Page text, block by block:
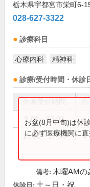
栃木県宇都宮市栄町6-
028-627-3322
診療科目
心療内科 精神科
診療/受付時間・休診
9:00～13:00 ●
15:00～17:00 ●
お盆(8月中旬)は休
に必ず医療機関に直
備考: 木曜AMの
休診日: 土～日・祝